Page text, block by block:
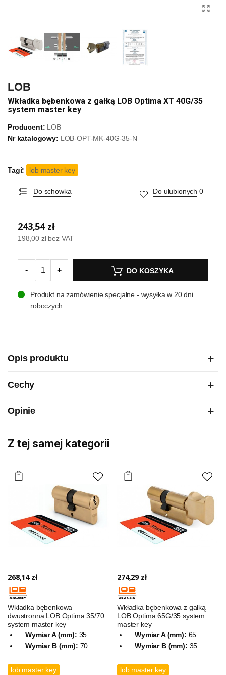
LOB
Wkładka bębenkowa z gałką LOB Optima XT 40G/35
system master key
Producent: LOB
Nr katalogowy: LOB-OPT-MK-40G-35-N
Tagi: lob master key
Do schowka Do ulubionych 0
243,54 zł
198,00 zł bez VAT
- + DO KOSZYKA
Produkt na zamówienie specjalne - wysyłka w 20 dni
roboczych
Opis produktu
Cechy
Opinie
Z tej samej kategorii
268,14 zł
Wkładka bębenkowa
dwustronna LOB Optima 35/70
system master key
Wymiar A (mm): 35
Wymiar B (mm): 70
lob master key
274,29 zł
Wkładka bębenkowa z gałką
LOB Optima 65G/35 system
master key
Wymiar A (mm): 65
Wymiar B (mm): 35
lob master key